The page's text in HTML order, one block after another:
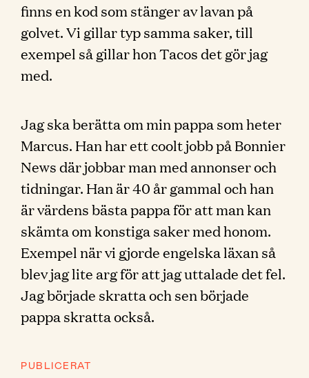
finns en kod som stänger av lavan på
golvet. Vi gillar typ samma saker, till
exempel så gillar hon Tacos det gör jag
med.
Jag ska berätta om min pappa som heter
Marcus. Han har ett coolt jobb på Bonnier
News där jobbar man med annonser och
tidningar. Han är 40 år gammal och han
är värdens bästa pappa för att man kan
skämta om konstiga saker med honom.
Exempel när vi gjorde engelska läxan så
blev jag lite arg för att jag uttalade det fel.
Jag började skratta och sen började
pappa skratta också.
PUBLICERAT